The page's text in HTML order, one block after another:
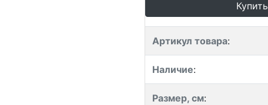
Купить
Артикул товара:
Наличие:
Размер, см: